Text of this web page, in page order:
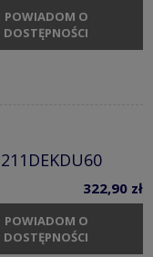
POWIADOM O
DOSTĘPNOŚCI
322,90 zł
POWIADOM O
DOSTĘPNOŚCI